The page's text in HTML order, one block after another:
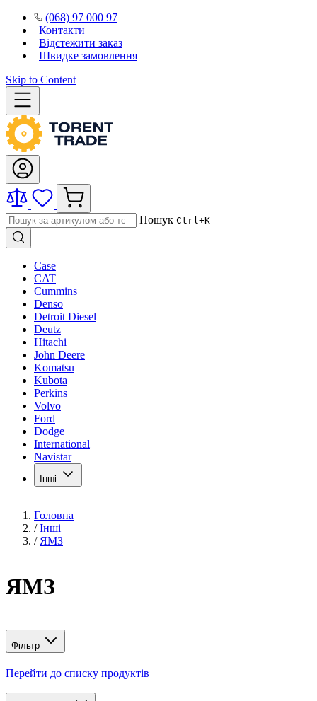
(068) 97 000 97
| Контакти
| Відстежити заказ
| Швидке замовлення
Skip to Content
Пошук Ctrl+K
Case
CAT
Cummins
Denso
Detroit Diesel
Deutz
Hitachi
John Deere
Komatsu
Kubota
Perkins
Volvo
Ford
Dodge
International
Navistar
Інші
Головна
/ Інші
/ ЯМЗ
ЯМЗ
Фільтр
Перейти до списку продуктів